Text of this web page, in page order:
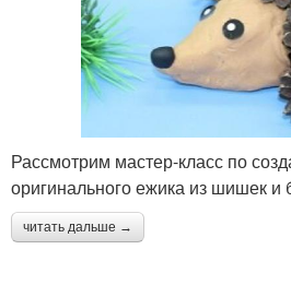
Рассмотрим мастер-класс по
оригинального ежика из шишек и
читать дальше →